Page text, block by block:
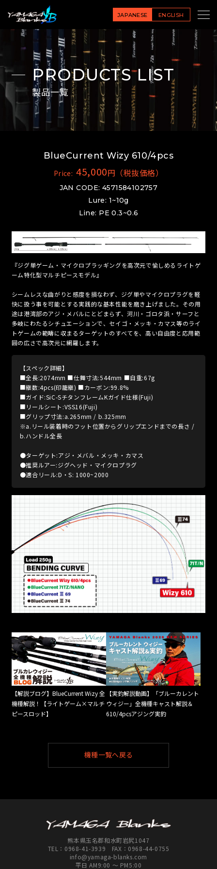
JAPANESE ENGLISH
PRODUCTS LIST
製品一覧
BlueCurrent Wizy 610/4pcs
Price: 45,000円（税抜価格）
JAN CODE: 4571584102757
Lure: 1~10g
Line: PE 0.3~0.6
『ジグ単ゲーム・マイクロプラッギングを高次元で愉しめるライトゲ
ーム特化型マルチピースモデル』
シームレスな曲がりと感度を損なわず、ジグ単やマイクロプラグを軽
快に扱う事を可能とする実践的な基本性能を磨き上げました。その用
途は港湾部のアジ・メバルにとどまらず、河川・ゴロタ浜・サーフと
多岐にわたるシチュエーションで、セイゴ・メッキ・カマス等のライ
トゲームの範疇に収まるターゲットのすべてを、高い自由度と応用範
囲の広さで高次元に網羅します。
【スペック詳細】
■全長:2074mm ■仕舞寸法:544mm ■自重:67g
■継数:4pcs(印籠継) ■カーボン:99.8%
■ガイド:SiC-SチタンフレームKガイド仕様(Fuji)
■リールシート:VSS16(Fuji)
■グリップ寸法:a.265mm / b.325mm
※a.リール装着時のフット位置からグリップエンドまでの長さ /
b.ハンドル全長
●ターゲット:アジ・メバル・メッキ・カマス
●推奨ルアー:ジグヘッド・マイクロプラグ
●適合リール:D・S: 1000~2000
【解説ブログ】BlueCurrent Wizy 全
機種解説！【ライトゲーム×マルチ
ピースロッド】
【実釣解説動画】「ブルーカレント
ウィジー」全機種キャスト解説＆
610/4pcsアジング実釣
機種一覧へ戻る
熊本県玉名郡和水町岩尻1047
TEL： 0968-41-3939 FAX：0968-44-0755
info@yamaga-blanks.com
平日 AM9:00 ～ PM5:00